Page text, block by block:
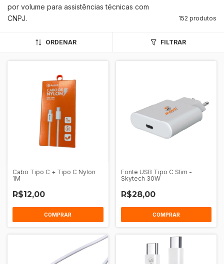
por volume para assistências técnicas com
CNPJ.
152 produtos
ORDENAR FILTRAR
Cabo Tipo C + Tipo C Nylon
1M
R$12,00
COMPRAR
Fonte USB Tipo C Slim -
Skytech 30W
R$28,00